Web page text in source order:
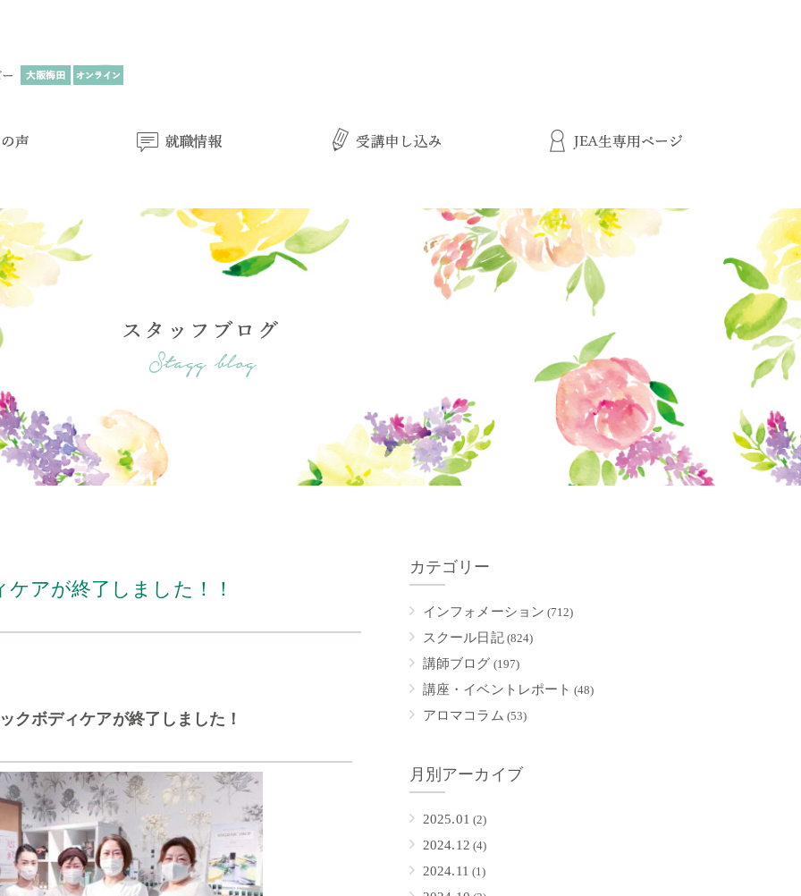
アが終了しました！！
クボディケアが終了しました！
カテゴリー
インフォメーション (712)
スクール日記(824)
講師ブログ (197)
講座・イベントレポート (48)
アロマコラム (53)
月別アーカイブ
2025.01 (2)
2024.12 (4)
2024.11 (1)